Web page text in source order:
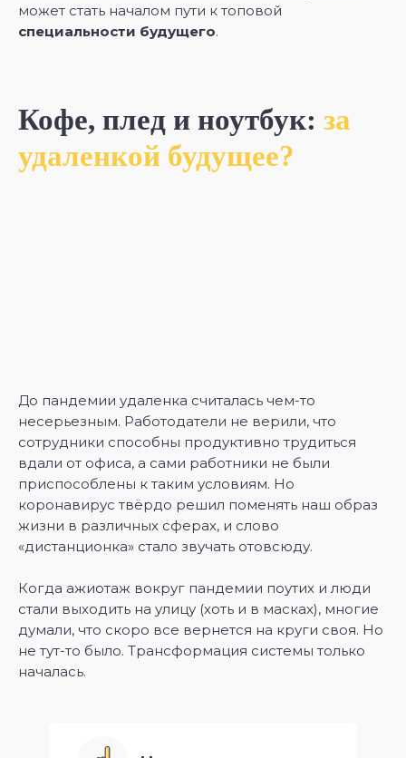
может стать началом пути к топовой
специальности будущего.
Кофе, плед и ноутбук: за
удаленкой будущее?
До пандемии удаленка считалась чем-то
несерьезным. Работодатели не верили, что
сотрудники способны продуктивно трудиться
вдали от офиса, а сами работники не были
приспособлены к таким условиям. Но
коронавирус твёрдо решил поменять наш образ
жизни в различных сферах, и слово
«‎дистанционка» стало звучать отовсюду.
Когда ажиотаж вокруг пандемии поутих и люди
стали выходить на улицу (хоть и в масках), многие
думали, что скоро все вернется на круги своя. Но
не тут-то было. Трансформация системы только
началась.